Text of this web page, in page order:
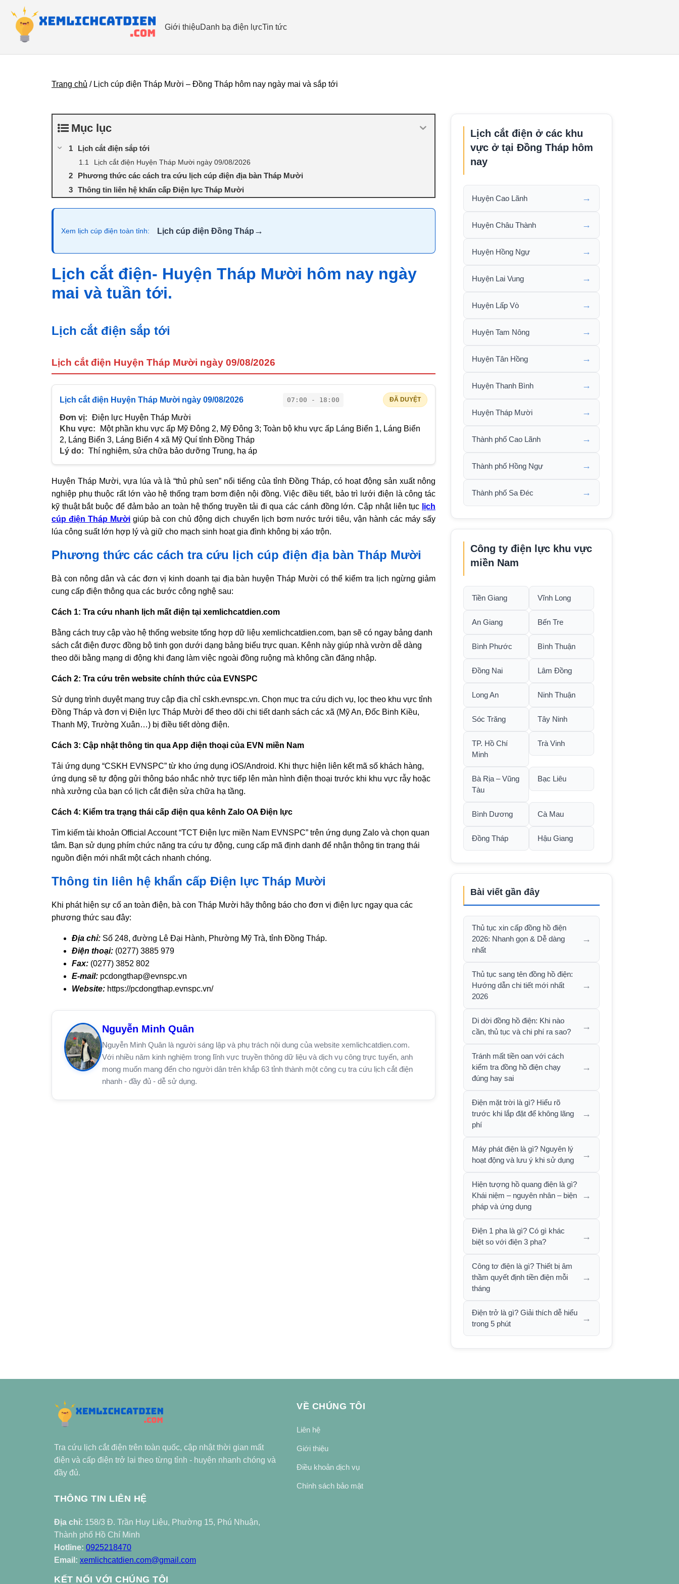
Giới thiệuDanh bạ điện lựcTin tức
Trang chủ / Lịch cúp điện Tháp Mười – Đồng Tháp hôm nay ngày mai và sắp tới
Mục lục
Lịch cắt điện sắp tới
Lịch cắt điện Huyện Tháp Mười ngày 09/08/2026
Phương thức các cách tra cứu lịch cúp điện địa bàn Tháp Mười
Thông tin liên hệ khẩn cấp Điện lực Tháp Mười
Xem lịch cúp điện toàn tỉnh: Lịch cúp điện Đồng Tháp →
Lịch cắt điện- Huyện Tháp Mười hôm nay ngày
mai và tuần tới.
Lịch cắt điện sắp tới
Lịch cắt điện Huyện Tháp Mười ngày 09/08/2026
Lịch cắt điện Huyện Tháp Mười ngày 09/08/2026 07:00 - 18:00 ĐÃ DUYỆT
Đơn vị: Điện lực Huyện Tháp Mười
Khu vực:
Một phần khu vực ấp Mỹ Đông 2, Mỹ Đông 3; Toàn bộ khu vực ấp Láng Biển 1, Láng Biển
2, Láng Biển 3, Láng Biển 4 xã Mỹ Quí tỉnh Đồng Tháp
Lý do: Thí nghiệm, sửa chữa bảo dưỡng Trung, hạ áp
Huyện Tháp Mười, vựa lúa và là “thủ phủ sen” nổi tiếng của tỉnh Đồng Tháp, có hoạt động sản xuất nông
nghiệp phụ thuộc rất lớn vào hệ thống trạm bơm điện nội đồng. Việc điều tiết, bảo trì lưới điện là công tác
kỹ thuật bắt buộc để đảm bảo an toàn hệ thống truyền tải đi qua các cánh đồng lớn. Cập nhật liên tục lịch
cúp điện Tháp Mười giúp bà con chủ động dịch chuyển lịch bơm nước tưới tiêu, vận hành các máy sấy
lúa công suất lớn hợp lý và giữ cho mạch sinh hoạt gia đình không bị xáo trộn.
Phương thức các cách tra cứu lịch cúp điện địa bàn Tháp Mười
Bà con nông dân và các đơn vị kinh doanh tại địa bàn huyện Tháp Mười có thể kiểm tra lịch ngừng giảm
cung cấp điện thông qua các bước công nghệ sau:
Cách 1: Tra cứu nhanh lịch mất điện tại xemlichcatdien.com
Bằng cách truy cập vào hệ thống website tổng hợp dữ liệu xemlichcatdien.com, bạn sẽ có ngay bảng danh
sách cắt điện được đồng bộ tinh gọn dưới dạng bảng biểu trực quan. Kênh này giúp nhà vườn dễ dàng
theo dõi bằng mạng di động khi đang làm việc ngoài đồng ruộng mà không cần đăng nhập.
Cách 2: Tra cứu trên website chính thức của EVNSPC
Sử dụng trình duyệt mạng truy cập địa chỉ cskh.evnspc.vn. Chọn mục tra cứu dịch vụ, lọc theo khu vực tỉnh
Đồng Tháp và đơn vị Điện lực Tháp Mười để theo dõi chi tiết danh sách các xã (Mỹ An, Đốc Binh Kiều,
Thanh Mỹ, Trường Xuân…) bị điều tiết dòng điện.
Cách 3: Cập nhật thông tin qua App điện thoại của EVN miền Nam
Tải ứng dụng “CSKH EVNSPC” từ kho ứng dụng iOS/Android. Khi thực hiện liên kết mã số khách hàng,
ứng dụng sẽ tự động gửi thông báo nhắc nhở trực tiếp lên màn hình điện thoại trước khi khu vực rẫy hoặc
nhà xưởng của bạn có lịch cắt điện sửa chữa hạ tầng.
Cách 4: Kiểm tra trạng thái cấp điện qua kênh Zalo OA Điện lực
Tìm kiếm tài khoản Official Account “TCT Điện lực miền Nam EVNSPC” trên ứng dụng Zalo và chọn quan
tâm. Bạn sử dụng phím chức năng tra cứu tự động, cung cấp mã định danh để nhận thông tin trạng thái
nguồn điện mới nhất một cách nhanh chóng.
Thông tin liên hệ khẩn cấp Điện lực Tháp Mười
Khi phát hiện sự cố an toàn điện, bà con Tháp Mười hãy thông báo cho đơn vị điện lực ngay qua các
phương thức sau đây:
Địa chỉ: Số 248, đường Lê Đại Hành, Phường Mỹ Trà, tỉnh Đồng Tháp.
Điện thoại: (0277) 3885 979
Fax: (0277) 3852 802
E-mail: pcdongthap@evnspc.vn
Website: https://pcdongthap.evnspc.vn/
Nguyễn Minh Quân
Nguyễn Minh Quân là người sáng lập và phụ trách nội dung của website xemlichcatdien.com.
Với nhiều năm kinh nghiệm trong lĩnh vực truyền thông dữ liệu và dịch vụ công trực tuyến, anh
mong muốn mang đến cho người dân trên khắp 63 tỉnh thành một công cụ tra cứu lịch cắt điện
nhanh - đầy đủ - dễ sử dụng.
Lịch cắt điện ở các khu
vực ở tại Đồng Tháp hôm
nay
Huyện Cao Lãnh →
Huyện Châu Thành →
Huyện Hồng Ngự →
Huyện Lai Vung →
Huyện Lấp Vò →
Huyện Tam Nông →
Huyện Tân Hồng →
Huyện Thanh Bình →
Huyện Tháp Mười →
Thành phố Cao Lãnh →
Thành phố Hồng Ngự →
Thành phố Sa Đéc →
Công ty điện lực khu vực
miền Nam
Tiền Giang Vĩnh Long
An Giang Bến Tre
Bình Phước Bình Thuận
Đồng Nai Lâm Đồng
Long An Ninh Thuận
Sóc Trăng Tây Ninh
TP. Hồ Chí
Minh
Trà Vinh
Bà Rịa – Vũng
Tàu
Bạc Liêu
Bình Dương Cà Mau
Đồng Tháp Hậu Giang
Bài viết gần đây
Thủ tục xin cấp đồng hồ điện
2026: Nhanh gọn & Dễ dàng
nhất
→
Thủ tục sang tên đồng hồ điện:
Hướng dẫn chi tiết mới nhất
2026
→
Di dời đồng hồ điện: Khi nào
cần, thủ tục và chi phí ra sao?
→
Tránh mất tiền oan với cách
kiểm tra đồng hồ điện chạy
đúng hay sai
→
Điện mặt trời là gì? Hiểu rõ
trước khi lắp đặt để không lãng
phí
→
Máy phát điện là gì? Nguyên lý
hoạt động và lưu ý khi sử dụng
→
Hiện tượng hồ quang điện là gì?
Khái niệm – nguyên nhân – biện
pháp và ứng dụng
→
Điện 1 pha là gì? Có gì khác
biệt so với điện 3 pha?
→
Công tơ điện là gì? Thiết bị âm
thầm quyết định tiền điện mỗi
tháng
→
Điện trở là gì? Giải thích dễ hiểu
trong 5 phút
→
Tra cứu lịch cắt điện trên toàn quốc, cập nhật thời gian mất
điện và cấp điện trở lại theo từng tỉnh - huyện nhanh chóng và
đầy đủ.
THÔNG TIN LIÊN HỆ
Địa chỉ: 158/3 Đ. Trần Huy Liệu, Phường 15, Phú Nhuận,
Thành phố Hồ Chí Minh
Hotline: 0925218470
Email: xemlichcatdien.com@gmail.com
KẾT NỐI VỚI CHÚNG TÔI
VỀ CHÚNG TÔI
Liên hệ
Giới thiệu
Điều khoản dịch vụ
Chính sách bảo mật